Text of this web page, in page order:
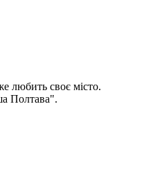
любить своє місто.
Полтава".